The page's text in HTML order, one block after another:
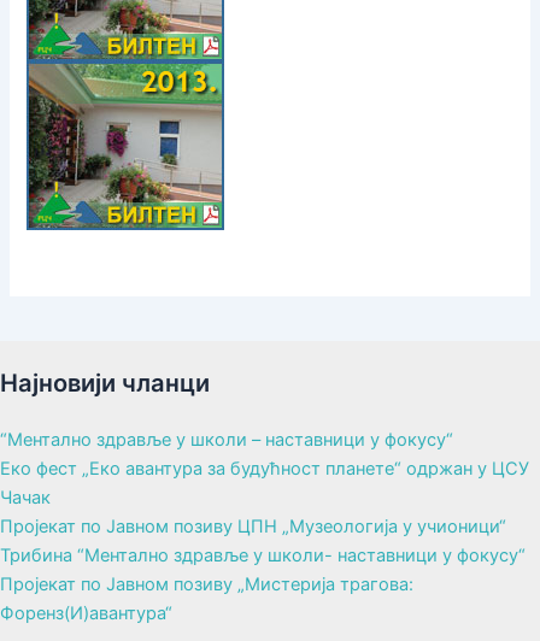
Најновији чланци
“Ментално здравље у школи – наставници у фокусу“
Еко фест „Еко авантура за будућност планете“ одржан у ЦСУ
Чачак
Пројекат по Јавном позиву ЦПН „Музеологија у учионици“
Трибина “Ментално здравље у школи- наставници у фокусу“
Пројекат по Јавном позиву „Мистерија трагова:
Форенз(И)авантура“